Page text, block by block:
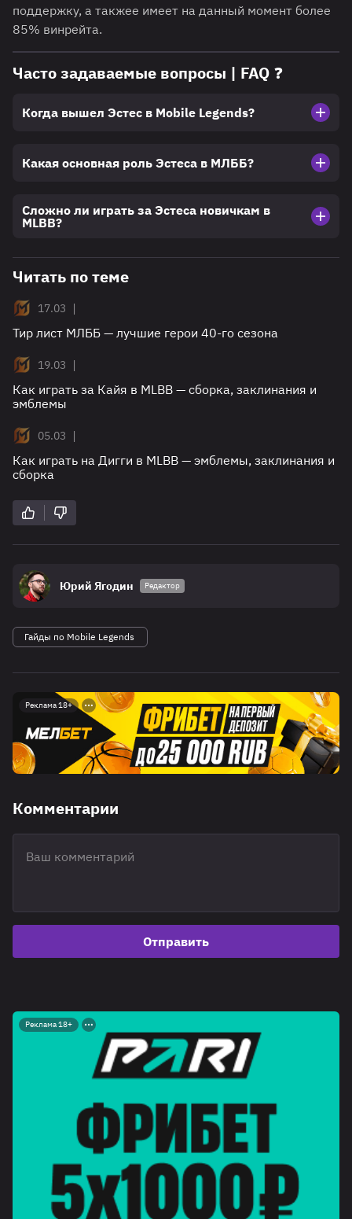
поддержку, а такжее имеет на данный момент более
85% винрейта.
Часто задаваемые вопросы | FAQ ❓
Когда вышел Эстес в Mobile Legends?
Какая основная роль Эстеса в МЛББ?
Сложно ли играть за Эстеса новичкам в
MLBB?
Читать по теме
17.03
|
Тир лист МЛББ — лучшие герои 40-го сезона
19.03
|
Как играть за Кайя в MLBB — сборка, заклинания и
эмблемы
05.03
|
Как играть на Дигги в MLBB — эмблемы, заклинания и
сборка
Юрий Ягодин Редактор
Гайды по Mobile Legends
Реклама 18+
Комментарии
Отправить
Реклама 18+